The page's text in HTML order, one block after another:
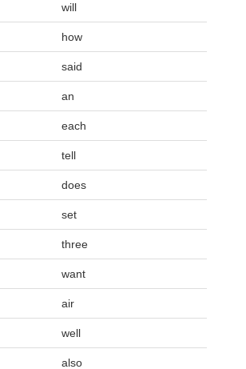
will
how
said
an
each
tell
does
set
three
want
air
well
also